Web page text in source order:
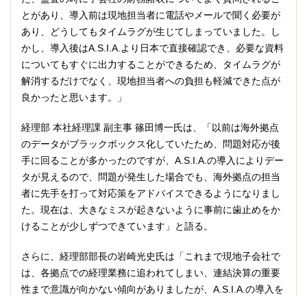
とがあり、導入前は現地担当者に電話やメールで聞く必要が
あり、どうしてもタイムラグが生じてしまっていました。し
かし、導入後はA.S.I.A.より日本で直接確認でき、必要な資料
についてもすぐに出力することができるため、タイムラグが
解消するだけでなく、現地担当者への負担も軽減できた点が
良かったと思います。」
経理部 本社経理課 副主事 篠田博一氏は、「以前は海外拠点
のデータがブラックボックス化していたため、問題対応が後
手に回ることが多かったのですが、A.S.I.A.の導入によりデー
タが見えるので、問題が発生した場合でも、海外拠点の担当
者に先手を打って対応策をアドバイスできるようになりまし
た。現在は、大きなミスが起きないように事前に歯止めをか
けることが少しずつできています」と語る。
さらに、経理部部長の岩崎光史氏は「これまで現地子会社で
は、各拠点での経理業務に追われてしまい、連結決算の重要
性まで意識が向かない傾向がありましたが、A.S.I.A.の導入を